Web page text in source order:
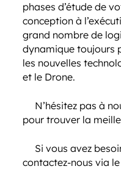
phases d’étude de
conception à
grand nombre de
dynamique toujours
les nouvelles
et le Drone.
N’hésitez pas à
pour trouver la
Si vous avez
contactez-nous via